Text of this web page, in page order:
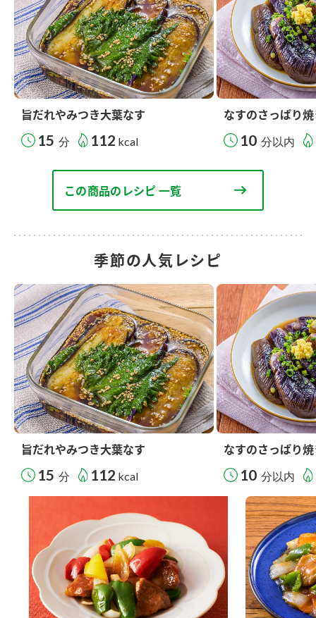
旨だれやみつき大葉なす
15 分 112 kcal
なすのさっぱり
10 分以内
この商品のレシピ 一覧
季節の人気レシピ
旨だれやみつき大葉なす
15 分 112 kcal
なすのさっぱり
10 分以内